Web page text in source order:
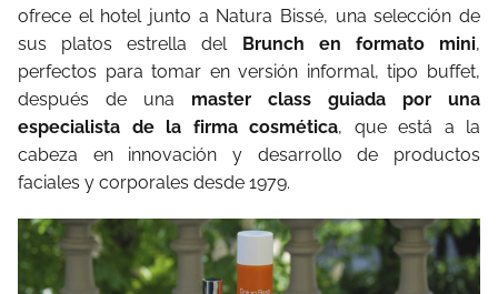
ofrece el hotel junto a Natura Bissé, una selección de
sus platos estrella del Brunch en formato mini,
perfectos para tomar en versión informal, tipo buffet,
después de una master class guiada por una
especialista de la firma cosmética, que está a la
cabeza en innovación y desarrollo de productos
faciales y corporales desde 1979.